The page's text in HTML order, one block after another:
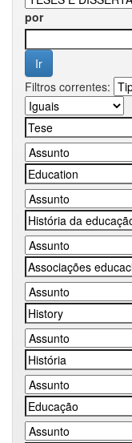
por
Filtros correntes: